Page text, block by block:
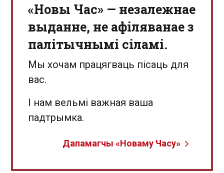
«Новы Час» — незалежнае
выданне, не афіляванае з
палітычнымі сіламі.
Мы хочам працягваць пісаць для
вас.
І нам вельмі важная ваша
падтрымка.
Дапамагчы «Новаму Часу»